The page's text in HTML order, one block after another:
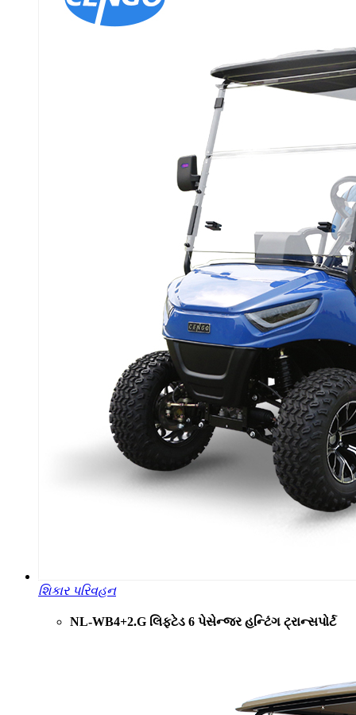
શિકાર પરિવહન
NL-WB4+2.G લિફ્ટેડ 6 પેસેન્જર હન્ટિંગ ટ્રાન્સપોર્ટ